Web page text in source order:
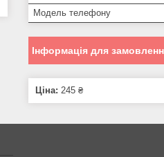
Модель телефону
Інформація для
Ціна: 245 ₴